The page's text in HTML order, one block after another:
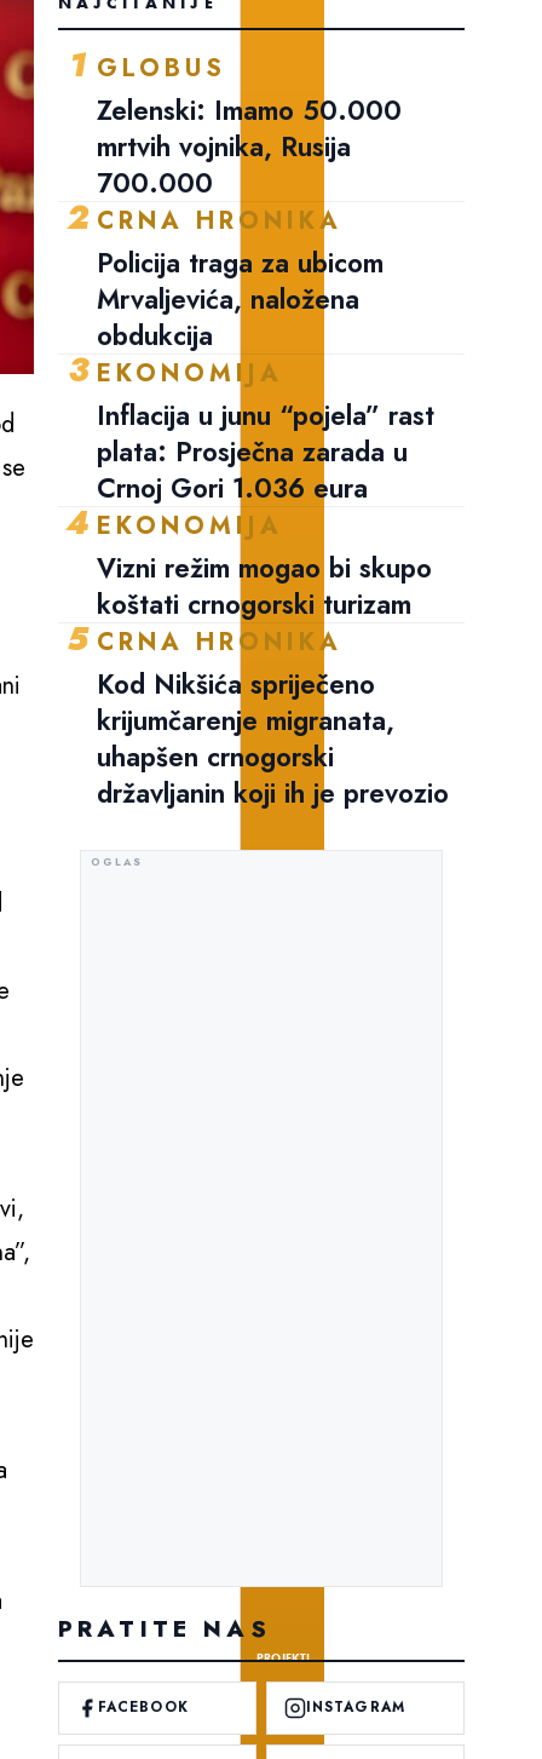
PROJEKTI
1 GLOBUS
Zelenski: Imamo 50.000
mrtvih vojnika, Rusija
700.000
2 CRNA HRONIKA
Policija traga za ubicom
Mrvaljevića, naložena
obdukcija
3 EKONOMIJA
Inflacija u junu “pojela” rast
plata: Prosječna zarada u
Crnoj Gori 1.036 eura
4 EKONOMIJA
Vizni režim mogao bi skupo
koštati crnogorski turizam
5 CRNA HRONIKA
Kod Nikšića spriječeno
krijumčarenje migranata,
uhapšen crnogorski
državljanin koji ih je prevozio
PRATITE NAS
FACEBOOK INSTAGRAM